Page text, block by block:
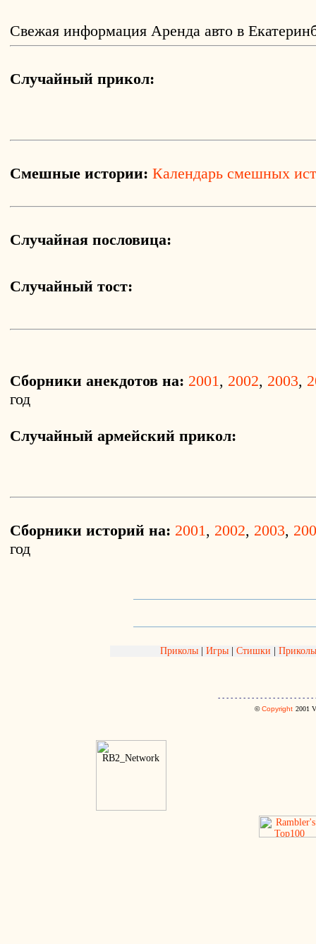
Свежая информация Аренда авто в
Случайный прикол:
Смешные истории: Календарь смешных
Случайная пословица:
Случайный тост:
Сборники анекдотов на: 2001, 2002, 2003,
год
Случайный армейский прикол:
Сборники историй на: 2001, 2002, 2003,
год
Приколы Игры Стишки
- - - - - - - - - - - - - - - - - - - - - -
©Copyright 2001